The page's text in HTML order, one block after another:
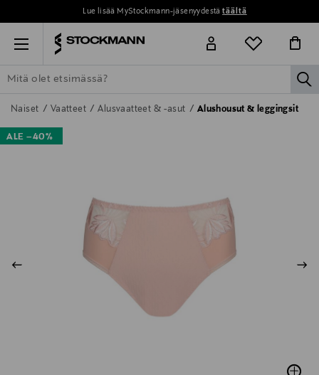
Lue lisää MyStockmann-jäsenyydestätäältä
Menu
ETSI KAIKKI NAISET MIEHET LAPSET KOTI
Naiset Vaatteet Alusvaatteet & -asut Alushousut & leggingsit
ALE –40%